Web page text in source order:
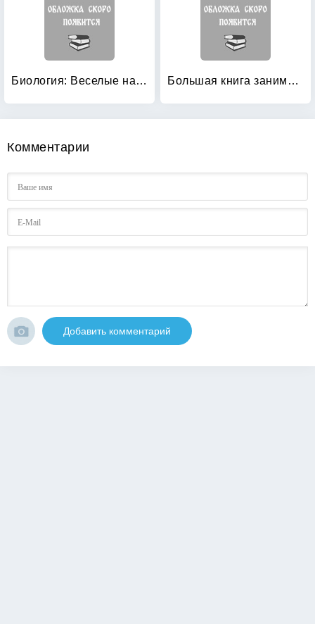
Биология: Веселые научные опыты для детей и взрослых Большая книга занимательных наук
Комментарии